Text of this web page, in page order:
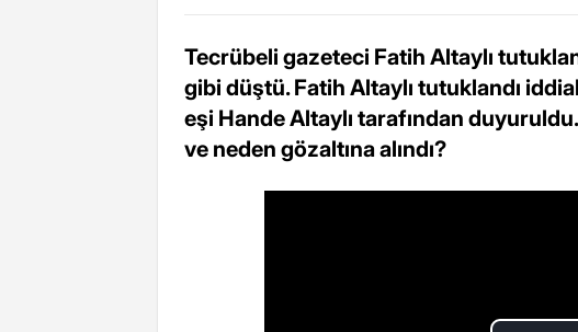
Tecrübeli gazeteci Fatih Altaylı
gibi düştü. Fatih Altaylı tutuklandı
eşi Hande Altaylı tarafından
ve neden gözaltına alındı?